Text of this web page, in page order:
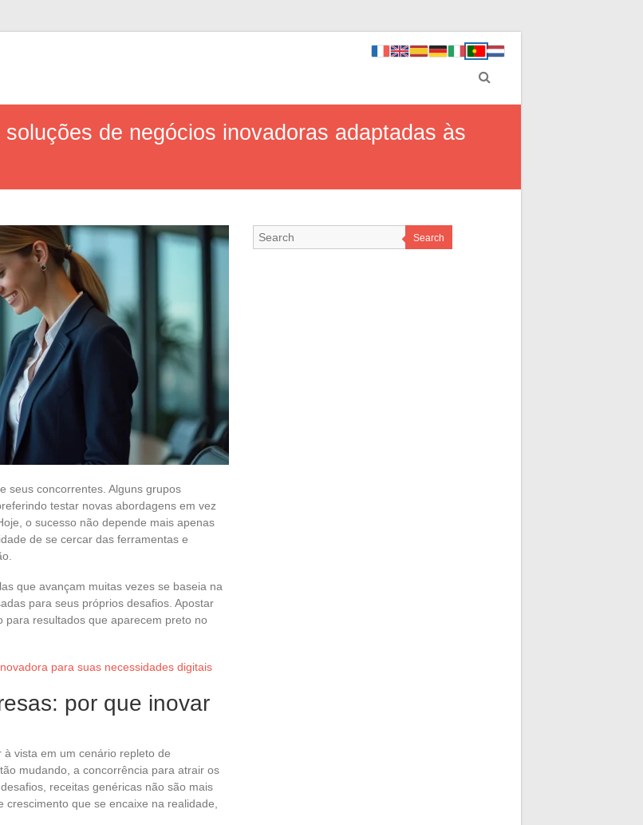
de negócios inovadoras adaptadas às
seus concorrentes. Alguns grupos
testar novas abordagens em vez
o sucesso não depende mais apenas
de se cercar das ferramentas e
que avançam muitas vezes se baseia na
para seus próprios desafios. Apostar
resultados que aparecem preto no
para suas necessidades digitais
por que inovar
vista em um cenário repleto de
mudando, a concorrência para atrair os
receitas genéricas não são mais
que se encaixe na realidade,
Search